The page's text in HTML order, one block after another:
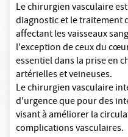
Le chirurgien vasculaire
diagnostic et le traitement
affectant les vaisseaux
l'exception de ceux du
essentiel dans la prise en
artérielles et veineuses.
Le chirurgien vasculaire
d'urgence que pour des
visant à améliorer la
complications vasculaires.